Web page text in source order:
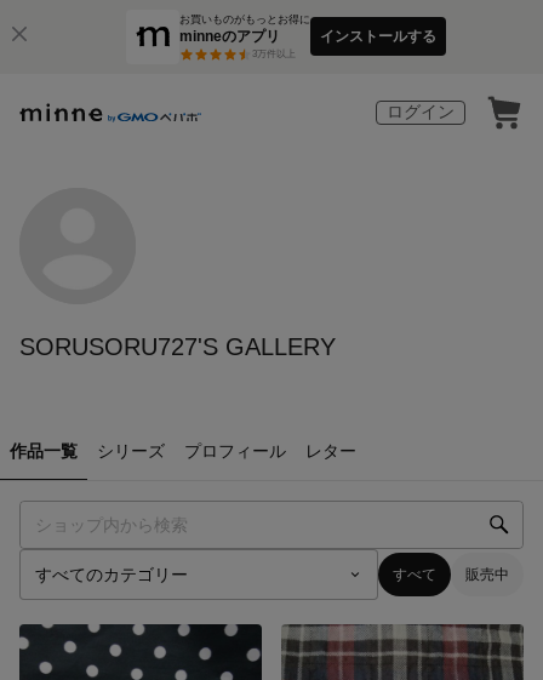
お買いものがもっとお得に
minneのアプリ
3万件以上
インストールする
ログイン
SORUSORU727'S GALLERY
作品一覧 シリーズ プロフィール レター
すべて 販売中